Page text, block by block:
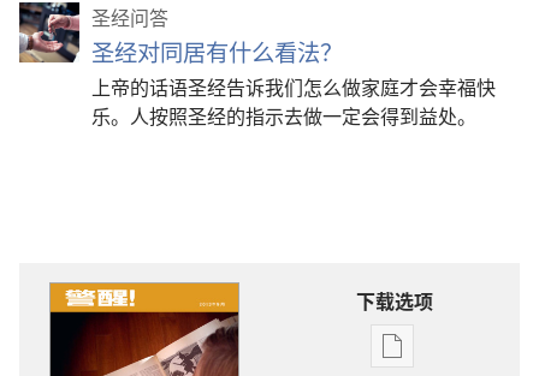
圣经问答
圣经对同居有什么看法？
上帝的话语圣经告诉我们怎么做家庭才会幸福快
乐。人按照圣经的指示去做一定会得到益处。
下载选项
电